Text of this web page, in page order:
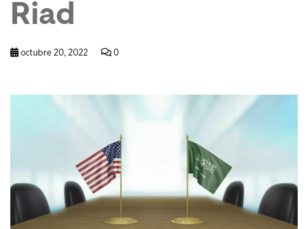
Riad
octubre 20, 2022 0